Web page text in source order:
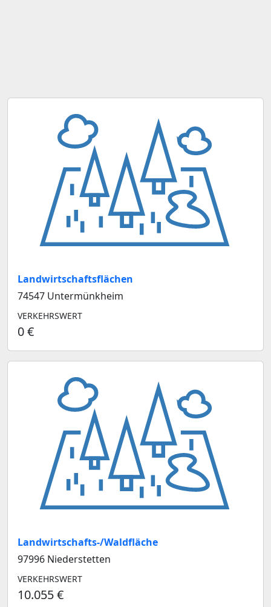
Landwirtschaftsflächen
74547 Untermünkheim
VERKEHRSWERT
0 €
Landwirtschafts-/Waldfläche
97996 Niederstetten
VERKEHRSWERT
10.055 €